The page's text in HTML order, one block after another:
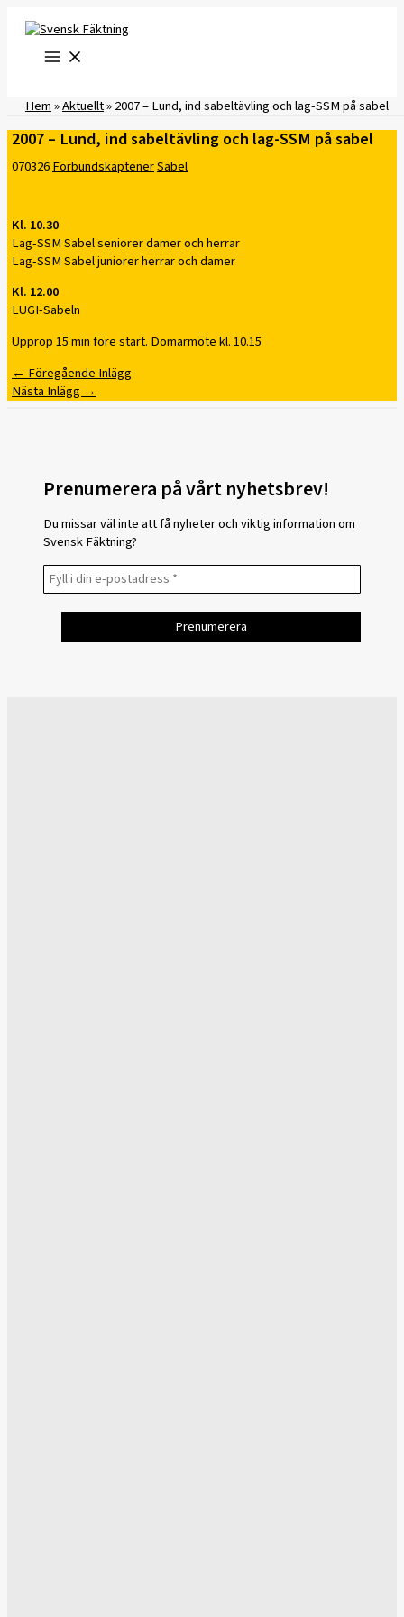
innehåll
Hem»Aktuellt»2007 – Lund, ind sabeltävling och lag-SSM på sabel
2007 – Lund, ind sabeltävling och lag-SSM på sabel
070326FörbundskaptenerSabel
Kl. 10.30
Lag-SSM Sabel seniorer damer och herrar
Lag-SSM Sabel juniorer herrar och damer
Kl. 12.00
LUGI-Sabeln
Upprop 15 min före start. Domarmöte kl. 10.15
← Föregående Inlägg
Nästa Inlägg →
Prenumerera på vårt nyhetsbrev!
Du missar väl inte att få nyheter och viktig information om
Svensk Fäktning?